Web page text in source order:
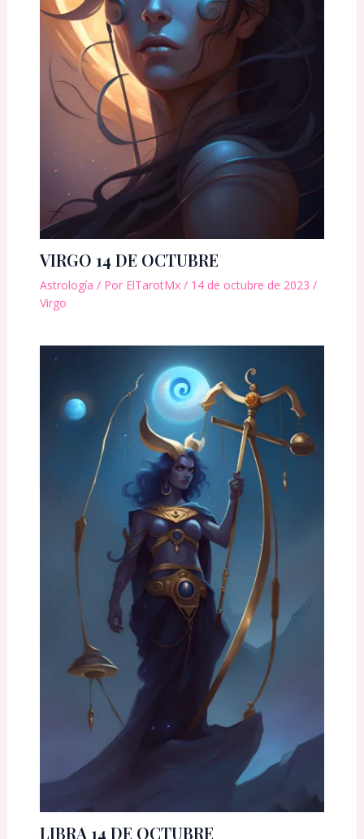
VIRGO 14 DE OCTUBRE
Astrología / Por ElTarotMx / 14 de octubre de 2023 /
Virgo
LIBRA 14 DE OCTUBRE